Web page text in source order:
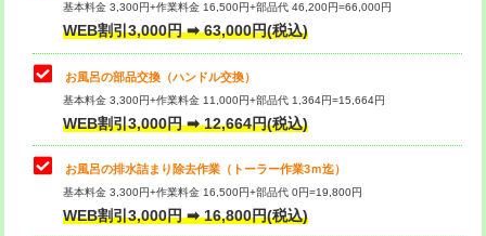
止水・漏水調査・防水処理・清掃・修
理・調整・分解・加工など（重作業）
33,000円
トイレタンク脱着
トイレ便器脱着
タンクレストイレ脱着 33,000円
小便器トイレ脱着
基本料金 3,300円+作業料金 16,500円+部品代 46,200円=66,000円
WEB割引3,000円 ➡ 63,000円(税込)
お風呂の部品交換（ハンドル交換）
基本料金 3,300円+作業料金 11,000円+部品代 1,364円=15,664円
WEB割引3,000円 ➡ 12,664円(税込)
お風呂の排水詰まり除去作業（トーラー作業3ｍ迄）
基本料金 3,300円+作業料金 16,500円+部品代 0円=19,800円
WEB割引3,000円 ➡ 16,800円(税込)